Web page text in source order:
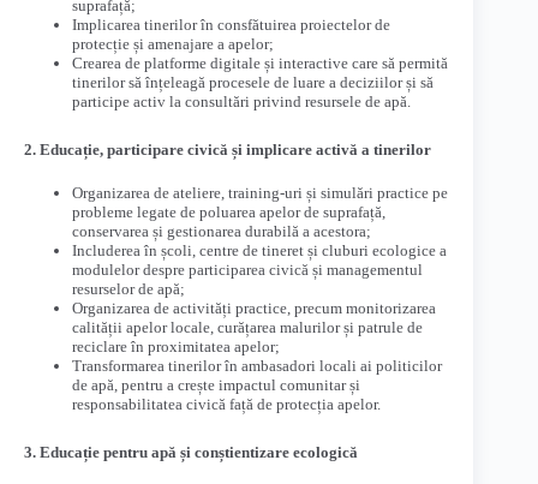
suprafață;
Implicarea tinerilor în consfătuirea proiectelor de
protecție și amenajare a apelor;
Crearea de platforme digitale și interactive care să permită
tinerilor să înțeleagă procesele de luare a deciziilor și să
participe activ la consultări privind resursele de apă.
2. Educație, participare civică și implicare activă a tinerilor
Organizarea de ateliere, training-uri și simulări practice pe
probleme legate de poluarea apelor de suprafață,
conservarea și gestionarea durabilă a acestora;
Includerea în școli, centre de tineret și cluburi ecologice a
modulelor despre participarea civică și managementul
resurselor de apă;
Organizarea de activități practice, precum monitorizarea
calității apelor locale, curățarea malurilor și patrule de
reciclare în proximitatea apelor;
Transformarea tinerilor în ambasadori locali ai politicilor
de apă, pentru a crește impactul comunitar și
responsabilitatea civică față de protecția apelor.
3. Educație pentru apă și conștientizare ecologică